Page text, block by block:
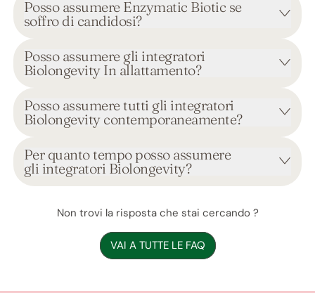
Posso assumere Enzymatic Biotic se
soffro di candidosi?
Posso assumere gli integratori
Biolongevity In allattamento?
Posso assumere tutti gli integratori
Biolongevity contemporaneamente?
Per quanto tempo posso assumere
gli integratori Biolongevity?
Non trovi la risposta che stai cercando ?
VAI A TUTTE LE FAQ